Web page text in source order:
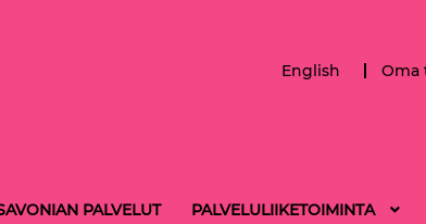
English Oma
PALVELUT PALVELULIIKETOIMINTA